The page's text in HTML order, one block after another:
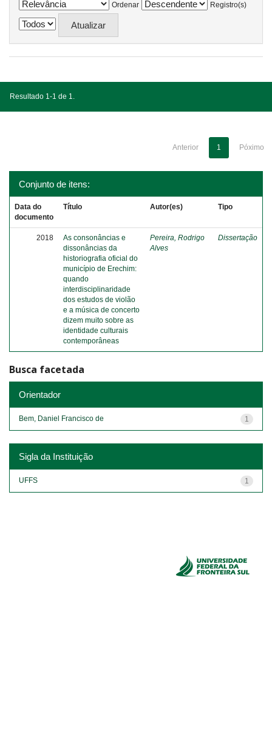
Ordenar
Registro(s)
Resultado 1-1 de 1.
Anterior 1 Póximo
Conjunto de itens:
Data do
documento
Título Autor(es) Tipo
2018
As consonâncias e
dissonâncias da
historiografia oficial do
município de Erechim:
quando
interdisciplinaridade
dos estudos de violão
e a música de concerto
dizem muito sobre as
identidade culturais
contemporâneas
Pereira, Rodrigo
Alves
Dissertação
Busca facetada
Orientador
1
Bem, Daniel Francisco de
Sigla da Instituição
1
UFFS